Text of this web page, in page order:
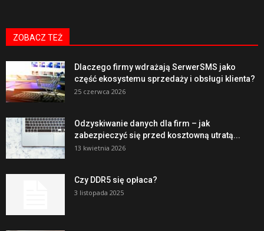
ZOBACZ TEŻ
Dlaczego firmy wdrażają SerwerSMS jako
część ekosystemu sprzedaży i obsługi klienta?
25 czerwca 2026
Odzyskiwanie danych dla firm – jak
zabezpieczyć się przed kosztowną utratą...
13 kwietnia 2026
Czy DDR5 się opłaca?
3 listopada 2025